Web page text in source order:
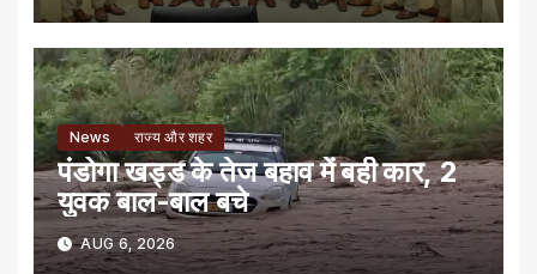
News राज्य और शहर
पंडोगा खड्ड के तेज बहाव में बही कार, 2
युवक बाल-बाल बचे
AUG 6, 2026